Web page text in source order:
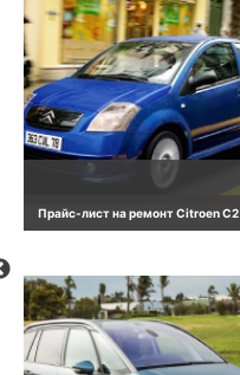
Прайс-лист на ремонт Citroen C2